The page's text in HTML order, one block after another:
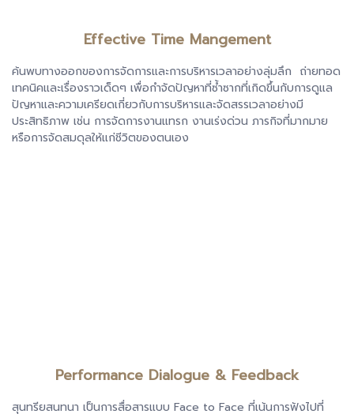
Effective Time Mangement
ค้นพบทางออกของการจัดการและการบริหารเวลาอย่างลุ่มลึก ถ่ายทอด
เทคนิคและเรื่องราวเด็ดๆ เพื่อกำจัดปัญหาที่ซ้ำซากที่เกิดขึ้นกับการดูแล
ปัญหาและความเครียดเกี่ยวกับการบริหารและจัดสรรเวลาอย่างมี
ประสิทธิภาพ เช่น การจัดการงานแทรก งานเร่งด่วน ภารกิจที่มากมาย
หรือการจัดสมดุลให้แก่ชีวิตของตนเอง
Performance Dialogue & Feedback
สุนทรียสนทนา เป็นการสื่อสารแบบ Face to Face ที่เน้นการฟังไปที่